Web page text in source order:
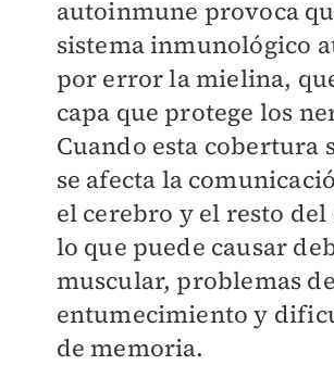
autoinmune provoca
sistema inmunológico
por error la mielina,
capa que protege los
Cuando esta cobertura
se afecta la
el cerebro y el resto
lo que puede causar
muscular, problemas
entumecimiento y
de memoria.